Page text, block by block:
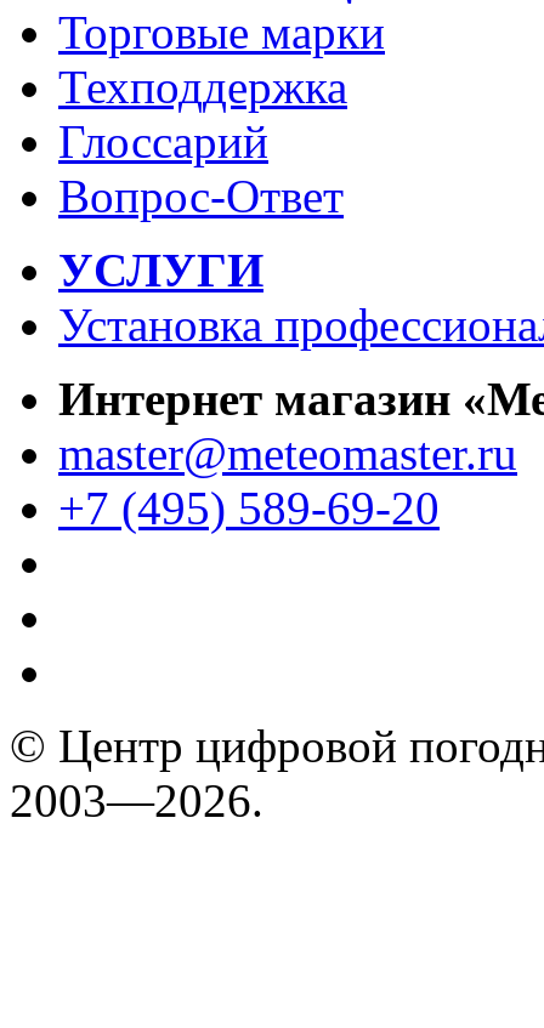
Торговые марки
Техподдержка
Глоссарий
Вопрос-Ответ
УСЛУГИ
Установка
Интернет магазин
master@meteomaster.ru
+7 (495) 589-69-20
© Центр цифровой
2003—2026.